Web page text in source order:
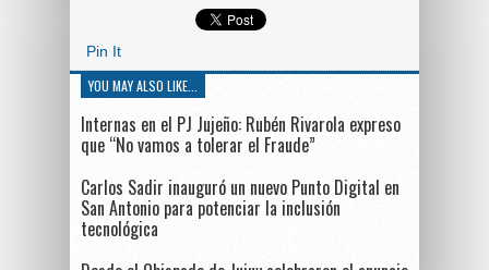
Pin It
YOU MAY ALSO LIKE...
Internas en el PJ Jujeño: Rubén Rivarola expreso
que “No vamos a tolerar el Fraude”
Carlos Sadir inauguró un nuevo Punto Digital en
San Antonio para potenciar la inclusión
tecnológica